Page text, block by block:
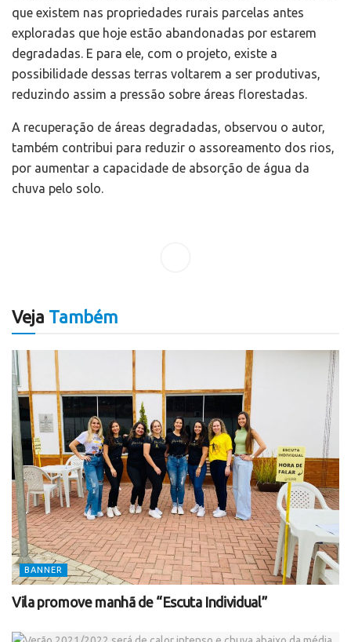
que existem nas propriedades rurais parcelas antes
exploradas que hoje estão abandonadas por estarem
degradadas. E para ele, com o projeto, existe a
possibilidade dessas terras voltarem a ser produtivas,
reduzindo assim a pressão sobre áreas florestadas.
A recuperação de áreas degradadas, observou o autor,
também contribui para reduzir o assoreamento dos rios,
por aumentar a capacidade de absorção de água da
chuva pelo solo.
Veja Também
BANNER
Vila promove manhã de “Escuta Individual”